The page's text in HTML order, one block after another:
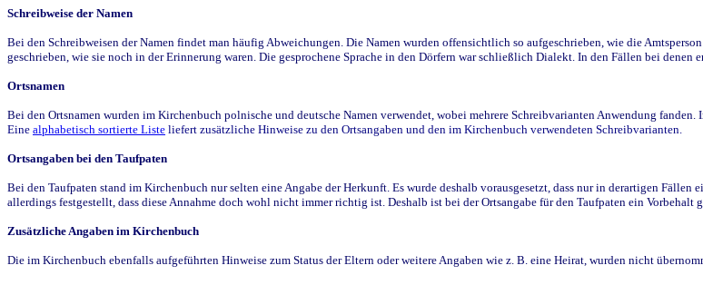
Schreibweise der Namen
Bei den Schreibweisen der Namen findet man häufig Abweichungen. Die Namen wurden offensichtlich so aufgeschrieben, wie die
geschrieben, wie sie noch in der Erinnerung waren. Die gesprochene Sprache in den Dörfern war schließlich Dialekt. In den Fällen bei
Ortsnamen
Bei den Ortsnamen wurden im Kirchenbuch polnische und deutsche Namen verwendet, wobei mehrere Schreibvarianten Anwendung
Eine alphabetisch sortierte Liste liefert zusätzliche Hinweise zu den Ortsangaben und den im Kirchenbuch verwendeten Schreibvarianten.
Ortsangaben bei den Taufpaten
Bei den Taufpaten stand im Kirchenbuch nur selten eine Angabe der Herkunft. Es wurde deshalb vorausgesetzt, dass nur in derartigen
allerdings festgestellt, dass diese Annahme doch wohl nicht immer richtig ist. Deshalb ist bei der Ortsangabe für den Taufpaten ein Vorbehalt
Zusätzliche Angaben im Kirchenbuch
Die im Kirchenbuch ebenfalls aufgeführten Hinweise zum Status der Eltern oder weitere Angaben wie z. B. eine Heirat, wurden nicht